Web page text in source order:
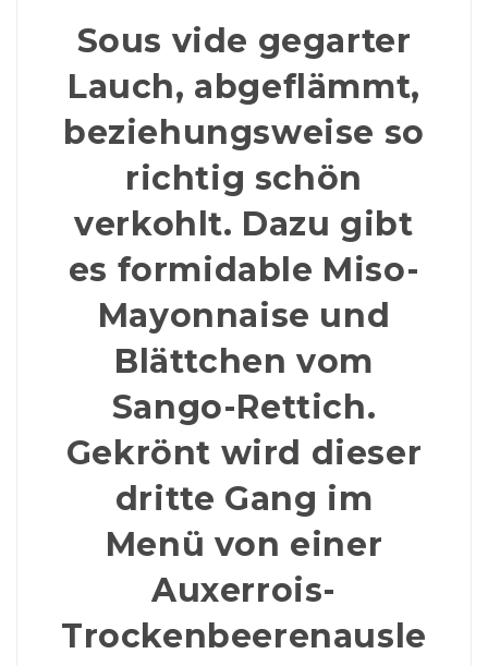
Sous vide gegarter
Lauch, abgeflämmt,
beziehungsweise so
richtig schön
verkohlt. Dazu gibt
es formidable Miso-
Mayonnaise und
Blättchen vom
Sango-Rettich.
Gekrönt wird dieser
dritte Gang im
Menü von einer
Auxerrois-
Trockenbeerenausle